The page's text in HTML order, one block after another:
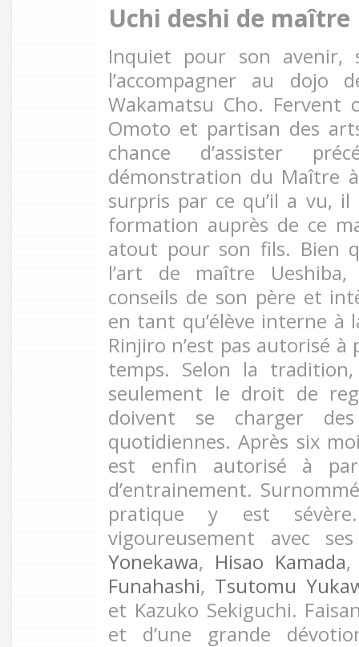
Uchi deshi de maître
Inquiet pour son avenir,
l’accompagner au dojo
Wakamatsu Cho.
Omoto et partisan des
chance d’assister
démonstration du Maître
surpris par ce qu’il a vu, il
formation auprès de ce
atout pour son fils. Bien
l’art de maître
conseils de son père et
en tant qu’élève interne à
Rinjiro n’est pas autorisé
temps. Selon la
seulement le droit de
doivent se charger
quotidiennes. Après six
est enfin autorisé à
d’entrainement.
pratique y est
vigoureusement avec
Yonekawa, Hisao Kamada
Funahashi, Tsutomu
et Kazuko Sekiguchi.
et d’une grande